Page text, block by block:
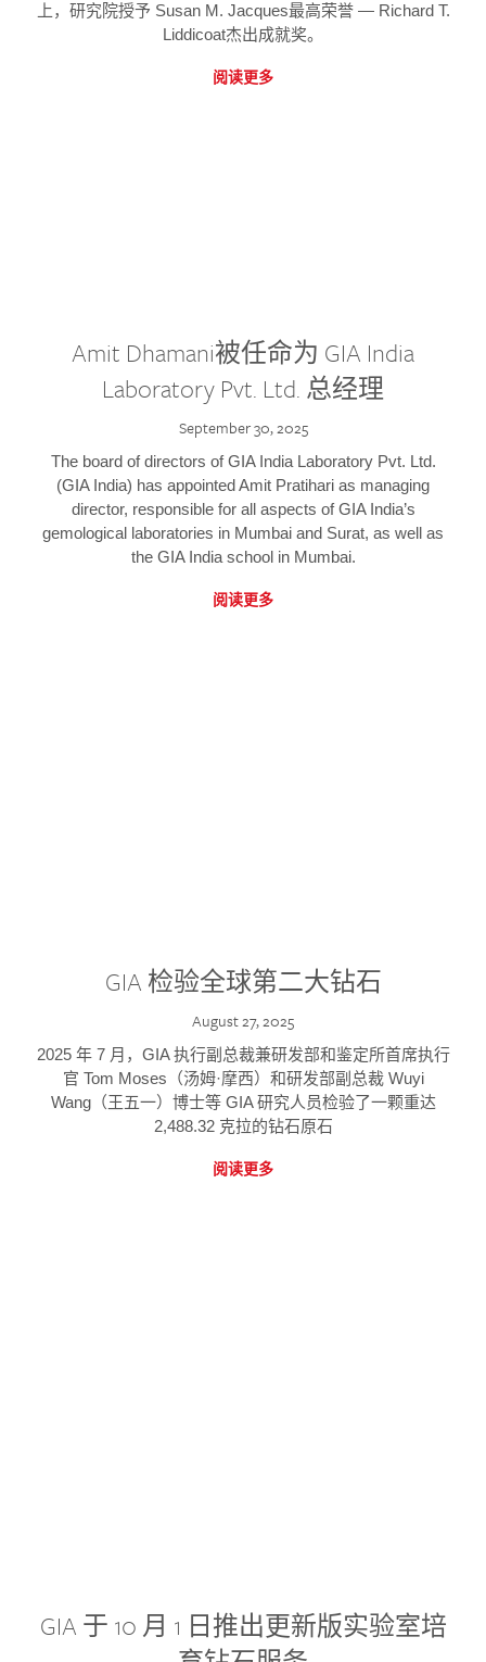
上，研究院授予 Susan M. Jacques最高荣誉 — Richard T.
Liddicoat杰出成就奖。
阅读更多
Amit Dhamani被任命为 GIA India
Laboratory Pvt. Ltd. 总经理
September 30, 2025
The board of directors of GIA India Laboratory Pvt. Ltd.
(GIA India) has appointed Amit Pratihari as managing
director, responsible for all aspects of GIA India’s
gemological laboratories in Mumbai and Surat, as well as
the GIA India school in Mumbai.
阅读更多
GIA 检验全球第二大钻石
August 27, 2025
2025 年 7 月，GIA 执行副总裁兼研发部和鉴定所首席执行
官 Tom Moses（汤姆·摩西）和研发部副总裁 Wuyi
Wang（王五一）博士等 GIA 研究人员检验了一颗重达
2,488.32 克拉的钻石原石
阅读更多
GIA 于 10 月 1 日推出更新版实验室培